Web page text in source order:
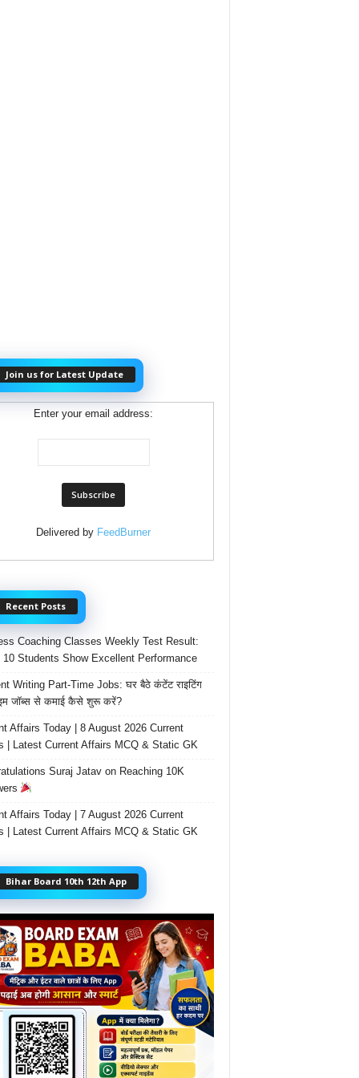
Join us for Latest Update
Enter your email address:
Delivered by FeedBurner
Recent Posts
Coaching Classes Weekly Test Result:
10 Students Show Excellent Performance
Writing Part-Time Jobs: घर बैठे कंटेंट राइटिंग
जॉब्स से कमाई कैसे शुरू करें?
Affairs Today | 8 August 2026 Current
| Latest Current Affairs MCQ & Static GK
Suraj Jatav on Reaching 10K
Affairs Today | 7 August 2026 Current
| Latest Current Affairs MCQ & Static GK
Bihar Board 10th 12th App